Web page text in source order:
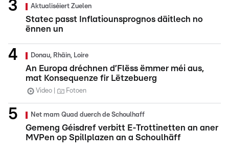
Aktualiséiert Zuelen
Statec passt Inflatiounsprognos däitlech no
ënnen un
Donau, Rhäin, Loire
An Europa dréchnen d’Flëss ëmmer méi aus,
mat Konsequenze fir Lëtzebuerg
Video Fotoen
Net mam Quad duerch de Schoulhaff
Gemeng Géisdref verbitt E-Trottinetten an aner
MVPen op Spillplazen an a Schoulhäff